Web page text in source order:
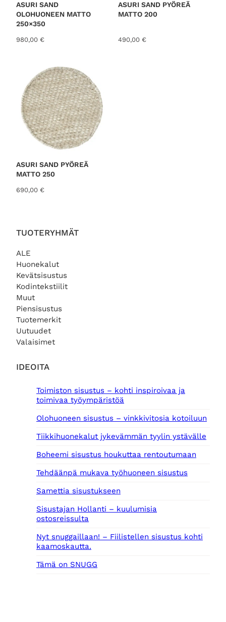
TUOTERYHMÄT
ALE
Huonekalut
Kevätsisustus
Kodintekstiilit
Muut
Piensisustus
Tuotemerkit
Uutuudet
Valaisimet
IDEOITA
Toimiston sisustus – kohti inspiroivaa ja
toimivaa työympäristöä
Olohuoneen sisustus – vinkkivitosia kotoiluun
Tiikkihuonekalut jykevämmän tyylin ystävälle
Boheemi sisustus houkuttaa rentoutumaan
Tehdäänpä mukava työhuoneen sisustus
Samettia sisustukseen
Sisustajan Hollanti – kuulumisia
ostosreissulta
Nyt snuggaillaan! – Fiilistellen sisustus kohti
kaamoskautta.
Tämä on SNUGG
i
n
t
o
:
3
7
,
0
0
€
n
0
€
.
ASURI SAND
OLOHUONEEN MATTO
250×350
980,00 €
ASURI SAND PYÖREÄ
MATTO 200
490,00 €
ASURI SAND PYÖREÄ
MATTO 250
690,00 €